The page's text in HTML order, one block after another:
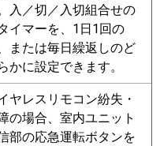
入／切／入切組合せの
イマーを、1日1回の
または毎日繰返しのど
かに設定できます。
ヤレスリモコン紛失・
の場合、室内ユニット
部の応急運転ボタンを